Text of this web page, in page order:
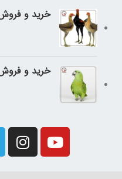
خرید و
خرید و